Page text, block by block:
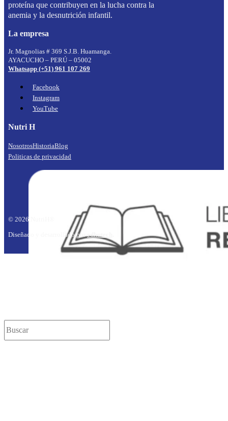
proteína que contribuyen en la lucha contra la
anemia y la desnutrición infantil.
La empresa
Jr. Magnolias # 369 S.J.B. Huamanga.
AYACUCHO – PERÚ – 05002
Whatsapp (+51) 961 107 269
Facebook
Instagram
YouTube
Nutri H
NosotrosHistoriaBlog
Politicas de privacidad
© 2026 NutriH®
Diseñado y desarrollado poredhutech